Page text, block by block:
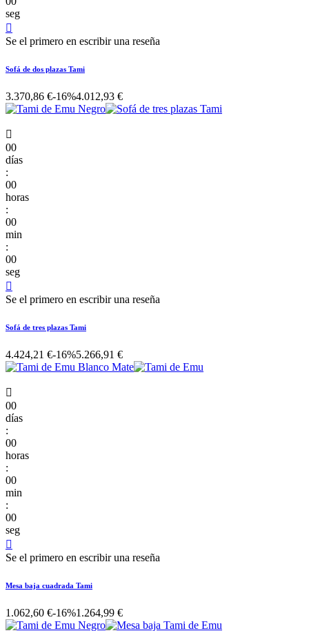
seg

Se el primero en escribir una reseña
Sofá de dos plazas Tami
3.370,86 €-16%4.012,93 €

00
días
:
00
horas
:
00
min
:
00
seg

Se el primero en escribir una reseña
Sofá de tres plazas Tami
4.424,21 €-16%5.266,91 €

00
días
:
00
horas
:
00
min
:
00
seg

Se el primero en escribir una reseña
Mesa baja cuadrada Tami
1.062,60 €-16%1.264,99 €